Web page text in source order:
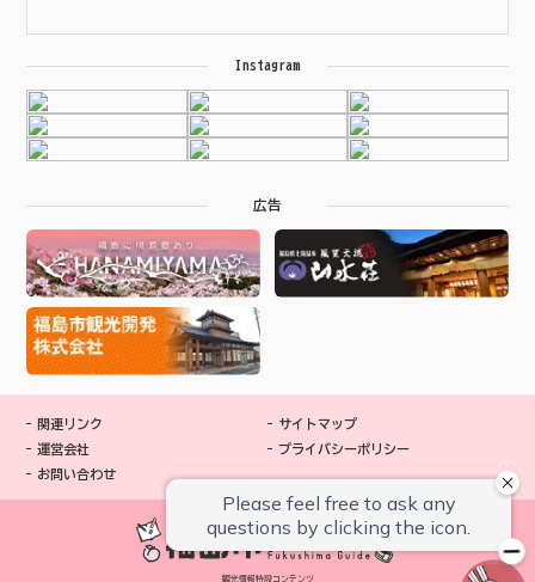
Instagram
広告
関連リンク
運営会社
お問い合わせ
サイトマップ
プライバシーポリシー
観光情報特設コンテンツ